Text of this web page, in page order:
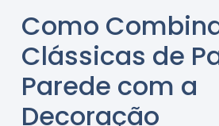
Como
Clássicas de
Parede com a
Decoração